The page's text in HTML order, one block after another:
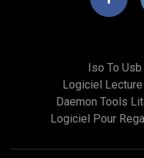
Iso To
Logiciel
Daemon Tools
Logiciel Pour